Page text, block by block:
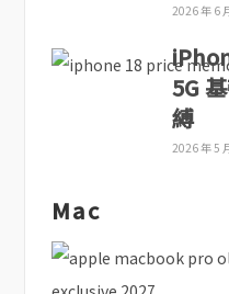
2026 年 6
5G
縛
2026 年 5
Mac